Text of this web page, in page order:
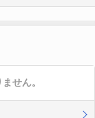
せん。